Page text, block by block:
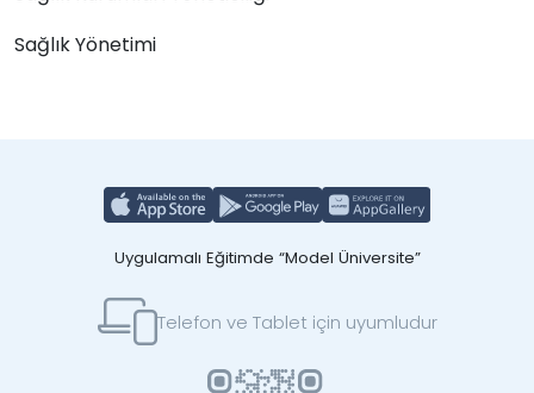
Sağlık Yönetimi
Uygulamalı Eğitimde “Model Üniversite”
Telefon ve Tablet için uyumludur